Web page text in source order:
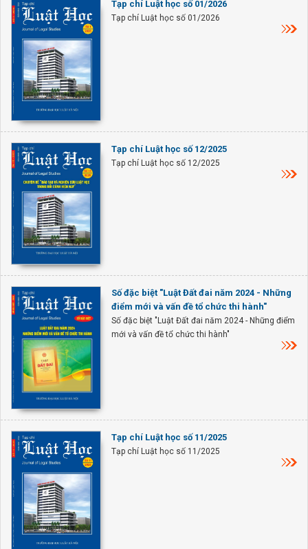
Tạp chí Luật học số 01/2026
Tạp chí Luật học số 01/2026
Tạp chí Luật học số 12/2025
Tạp chí Luật học số 12/2025
Số đặc biệt "Luật Đất đai năm 2024 - Những
điểm mới và vấn đề tổ chức thi hành"
Số đặc biệt "Luật Đất đai năm 2024 - Những điểm
mới và vấn đề tổ chức thi hành"
Tạp chí Luật học số 11/2025
Tạp chí Luật học số 11/2025